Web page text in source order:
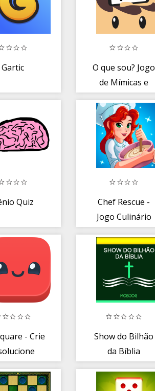
Gartic
O que sou? Jogo
de Mímicas e
Família
Quiz
Chef Rescue -
Jogo Culinário
- Crie
Show do Bilhão
da Bíblia